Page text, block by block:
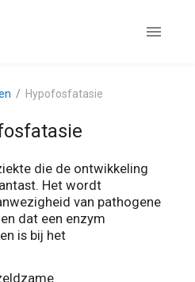
Hypofosfatasie
die de ontwikkeling
Het wordt
van pathogene
dat een enzym
is bij het